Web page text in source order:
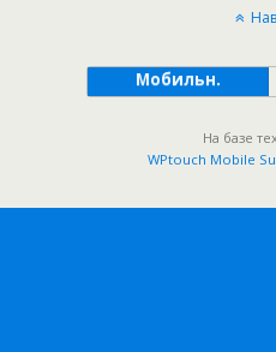
Мобильн.
На базе
WPtouch Mobile